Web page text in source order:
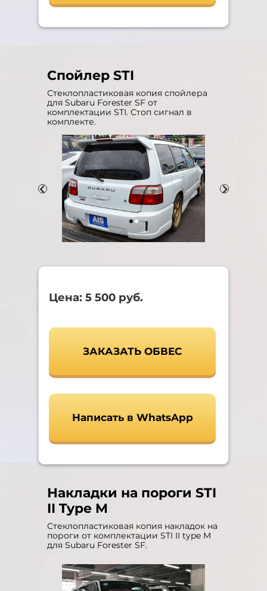
Спойлер STI
Стеклопластиковая копия спойлера
для Subaru Forester SF от
комплектации STI. Стоп сигнал в
комплекте.
Цена: 5 500 руб.
ЗАКАЗАТЬ ОБВЕС
Написать в WhatsApp
Накладки на пороги STI
II Type M
Стеклопластиковая копия накладок на
пороги от комплектации STI II type M
для Subaru Forester SF.